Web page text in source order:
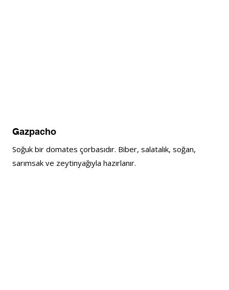
Gazpacho
Soğuk bir domates çorbasıdır. Biber, salatalık, soğan,
sarımsak ve zeytinyağıyla hazırlanır.